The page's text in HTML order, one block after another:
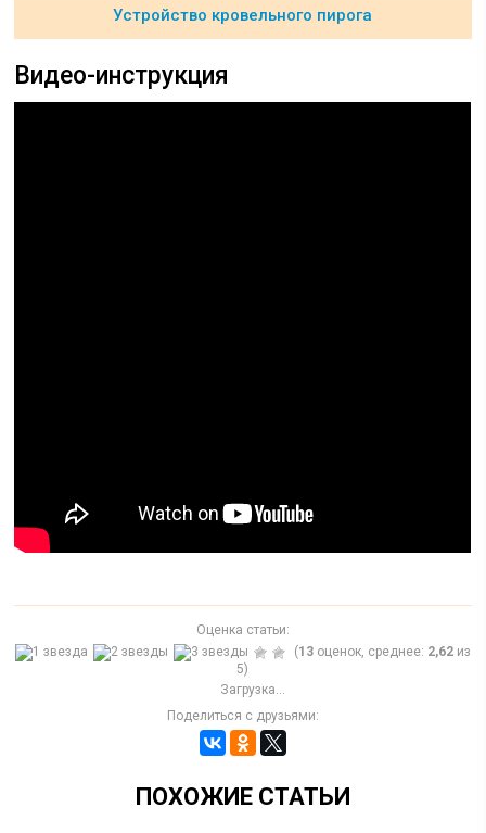
Устройство кровельного пирога
Видео-инструкция
Оценка статьи:
(13оценок, среднее: 2,62из
5)
Загрузка...
Поделиться с друзьями:
ПОХОЖИЕ СТАТЬИ